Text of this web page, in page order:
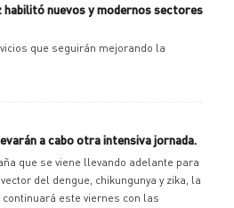
habilitó nuevos y modernos sectores
que seguirán mejorando la
a cabo otra intensiva jornada.
que se viene llevando adelante para
del dengue, chikungunya y zika, la
este viernes con las